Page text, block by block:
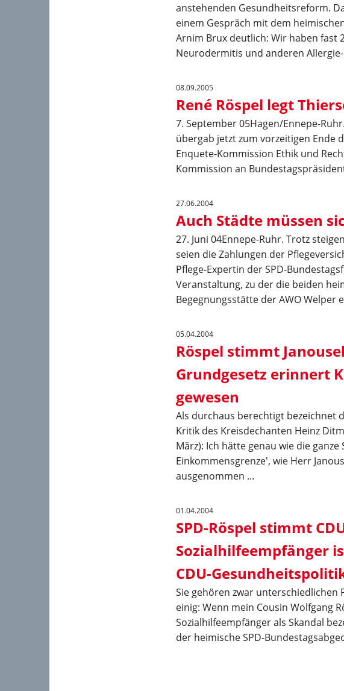
anstehenden Gesundheitsreform.
einem Gespräch mit dem
Arnim Brux deutlich: Wir haben
Neurodermitis und anderen
08.09.2005
René Röspel legt
7. September 05Hagen/Ennepe-
übergab jetzt zum vorzeitigen Ende
Enquete-Kommission Ethik und
Kommission an
27.06.2004
Auch Städte müssen
27. Juni 04Ennepe-Ruhr. Trotz
seien die Zahlungen der
Pflege-Expertin der SPD-
Veranstaltung, zu der die beiden
Begegnungsstätte der AWO Welper
05.04.2004
Röspel stimmt
Grundgesetz erinnert
gewesen
Als durchaus berechtigt
Kritik des Kreisdechanten Heinz
März): Ich hätte genau wie die
Einkommensgrenze', wie Herr
ausgenommen ...
01.04.2004
SPD-Röspel stimmt
Sozialhilfeempfänger
CDU-
Sie gehören zwar unterschiedlichen
einig: Wenn mein Cousin Wolfgang
Sozialhilfeempfänger als Skandal
der heimische SPD-